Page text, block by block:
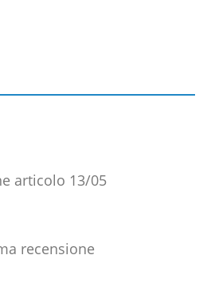
articolo 13/05
recensione